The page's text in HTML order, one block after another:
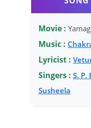
Movie :
Music :
Lyricist :
Singers : S.
Susheela